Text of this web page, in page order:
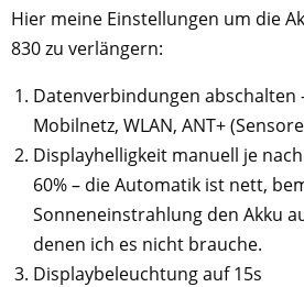
Hier meine Einstellungen um die
830 zu verlängern:
Datenverbindungen abschalten
Mobilnetz, WLAN, ANT+
Displayhelligkeit manuell je
60% – die Automatik ist nett,
Sonneneinstrahlung den Akku
denen ich es nicht brauche.
Displaybeleuchtung auf 15s